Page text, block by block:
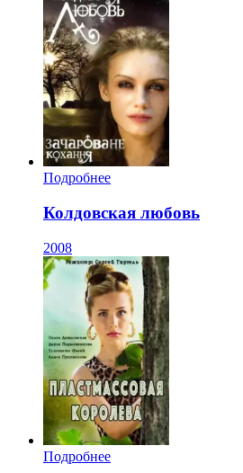
Подробнее
Колдовская любовь
2008
Подробнее